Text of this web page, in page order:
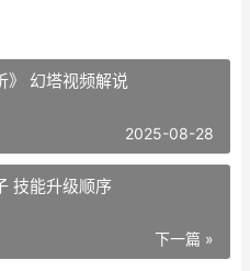
》 幻塔视频解说
2025-08-28
技能升级顺序
下一篇 »